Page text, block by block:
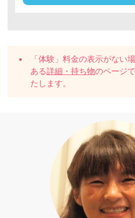
「体験」料金の表示がない
ある詳細・持ち物のページ
たします。